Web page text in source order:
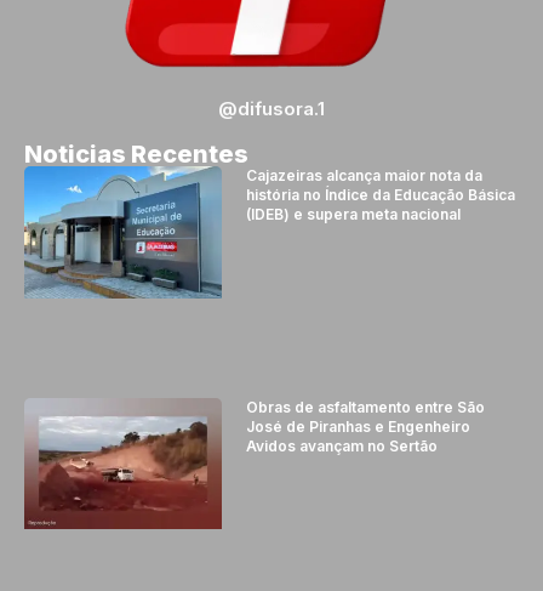
@difusora.1
Noticias Recentes
Cajazeiras alcança maior nota da
história no Índice da Educação Básica
(IDEB) e supera meta nacional
Obras de asfaltamento entre São
José de Piranhas e Engenheiro
Avidos avançam no Sertão